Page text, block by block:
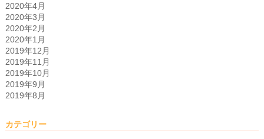
2020年4月
2020年3月
2020年2月
2020年1月
2019年12月
2019年11月
2019年10月
2019年9月
2019年8月
カテゴリー